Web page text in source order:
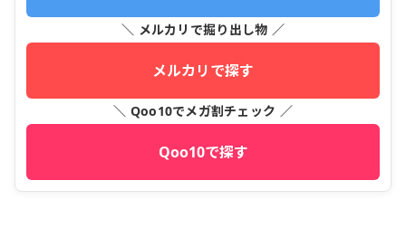
＼ メルカリで掘り出し物 ／
メルカリで探す
＼ Qoo10でメガ割チェック ／
Qoo10で探す